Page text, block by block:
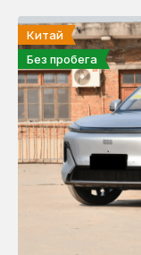
Китай
Без пробега